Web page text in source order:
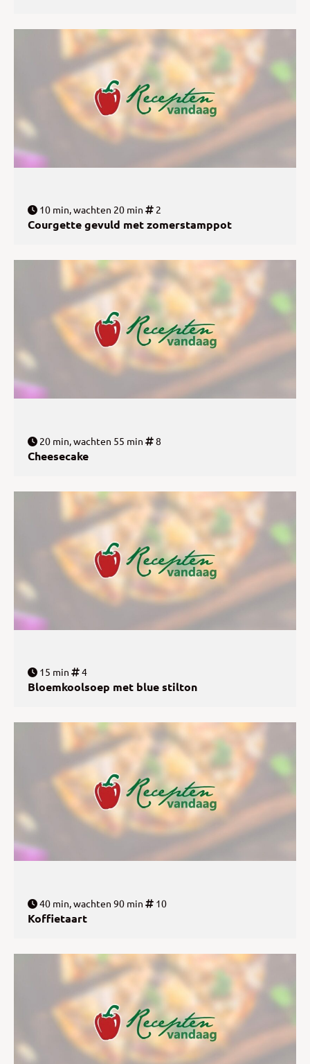
10 min, wachten 20 min 2
Courgette gevuld met zomerstamppot
20 min, wachten 55 min 8
Cheesecake
15 min 4
Bloemkoolsoep met blue stilton
40 min, wachten 90 min 10
Koffietaart